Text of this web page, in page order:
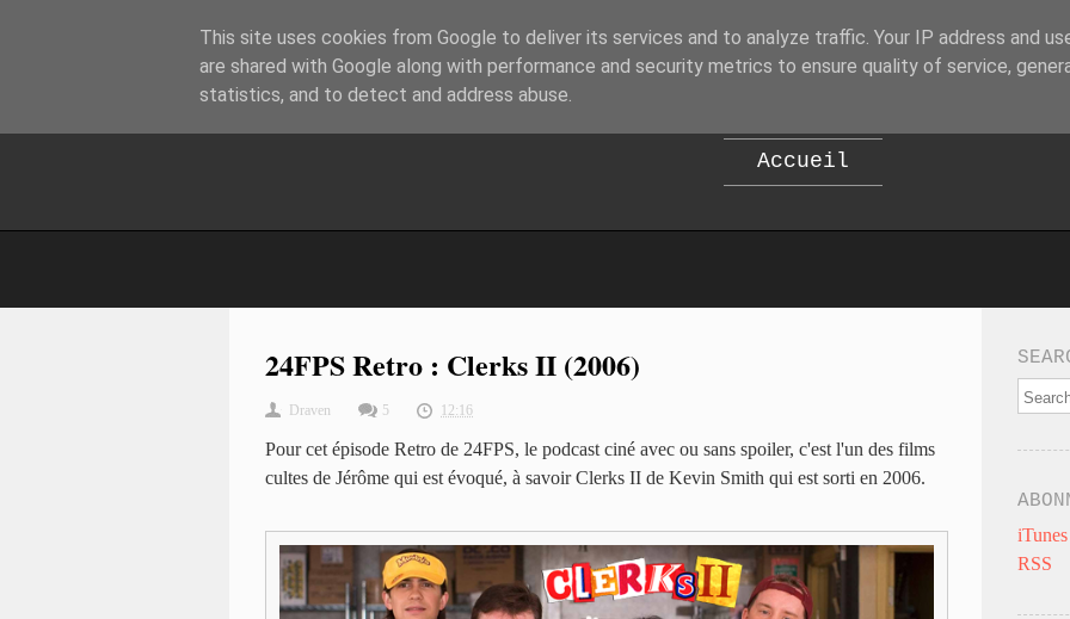
B EPOD
Accueil
24FPS Retro : Clerks II (2006)
Draven 5 12:16
Pour cet épisode Retro de 24FPS, le podcast ciné avec ou sans spoiler, c'est l'un des films
cultes de Jérôme qui est évoqué, à savoir Clerks II de Kevin Smith qui est sorti en 2006.
iTunes
RSS
This site uses cookies from Google to deliver its services and to analyze traffic. Your IP address and
are shared with Google along with performance and security metrics to ensure quality of service,
statistics, and to detect and address abuse.